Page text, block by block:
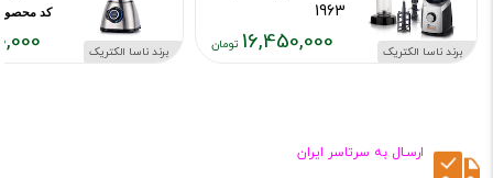
برند ناسا الکتریک
1963
کد محصول :10956
16,450,000 برند ناسا الکتریک
کد محصول
ارسـال به سرتاسر ایران